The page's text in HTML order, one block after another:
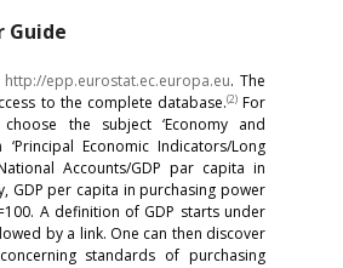
Guide
http://epp.eurostat.ec.europa.eu. The
to the complete database.(2)For
the subject ‘Economy and
‘Principal Economic Indicators/Long
Accounts/GDP par capita in
GDP per capita in purchasing power
A definition of GDP starts under
by a link. One can then discover
standards of purchasing